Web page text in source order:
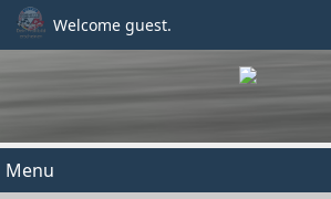
Welcome guest.
Menu